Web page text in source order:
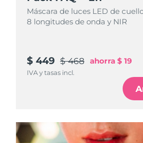
Máscara de luces LED de
8 longitudes de onda y NIR
$ 449 $ 468 ahorra $ 19
IVA y tasas incl.